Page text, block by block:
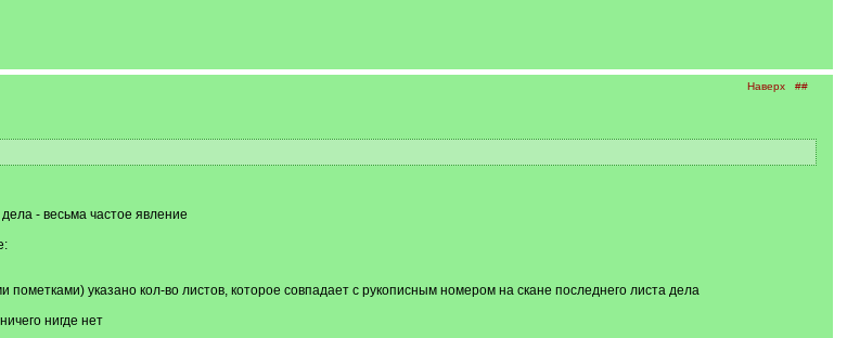
Наверх ##
- весьма частое явление
указано кол-во листов, которое совпадает с рукописным номером на скане последнего листа дела
нигде нет